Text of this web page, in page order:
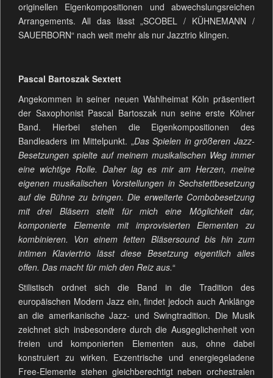
originellen Eigenkompositionen und abwechslungsreichen
Arrangements. All das lässt „SCOBEL / KÜHNEMANN /
SAUERBORN“ nach weit mehr als nur Jazztrio klingen.
Pascal Bartoszak Sextett
Angekommen in seiner neuen Wahlheimat Köln präsentiert
der Saxophonist Pascal Bartoszak nun seine erste Kölner
Band. Hierbei stehen die Eigenkompositionen des
Bandleaders im Mittelpunkt. „Das Spielen in größeren Jazz-
Besetzungen spielte auf meinem musikalischen Weg immer
eine wichtige Rolle. Daher lag es mir am Herzen, meine
eigenen musikalischen Vorstellungen in Sechstettbesetzung
auf die Bühne zu bringen. Die erweiterte Combobesetzung
mit drei Bläsern stellt für mich eine Möglichkeit dar,
komponierte Elemente mit improvisierten Elementen zu
kombinieren. Von einem fetten Bläsersound bis hin zum
intimen Klaviertrio lässt diese Besetzung eigentlich alles
offen. Das macht für mich den Reiz aus.“
Stilistisch ordnet sich die Band in die Tradition des
europäischen Modern Jazz ein, findet jedoch auch Anklänge
an die amerikanische Jazz- und Swingtradition. Die Musik
zeichnet sich insbesondere durch die Ausgeglichenheit von
freien und komponierten Elementen aus, ohne dabei
konstruiert zu wirken. Exzentrische und energiegeladene
Free-Elemente stehen gleichberechtigt neben orchestralen